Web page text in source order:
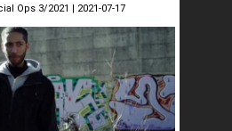
Ops 3/2021 | 2021-07-17